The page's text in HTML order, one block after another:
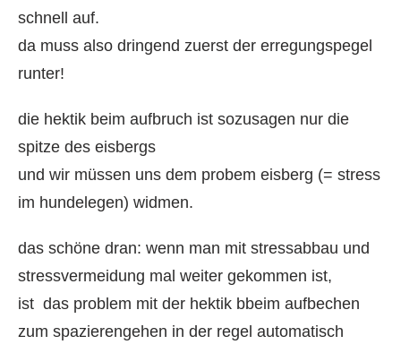
schnell auf.
da muss also dringend zuerst der erregungspegel
runter!
die hektik beim aufbruch ist sozusagen nur die
spitze des eisbergs
und wir müssen uns dem probem eisberg (= stress
im hundelegen) widmen.
das schöne dran: wenn man mit stressabbau und
stressvermeidung mal weiter gekommen ist,
ist das problem mit der hektik bbeim aufbechen
zum spazierengehen in der regel automatisch